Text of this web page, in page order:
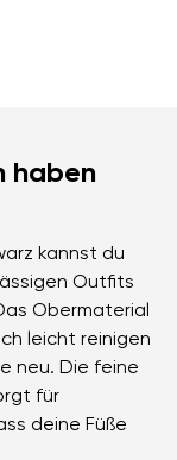
haben
kannst du
Outfits
Obermaterial
leicht reinigen
neu. Die feine
für
deine Füße